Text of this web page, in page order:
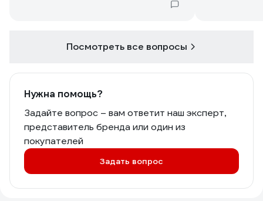
Посмотреть все вопросы
Нужна помощь?
Задайте вопрос – вам ответит наш эксперт,
представитель бренда или один из
покупателей
Задать вопрос